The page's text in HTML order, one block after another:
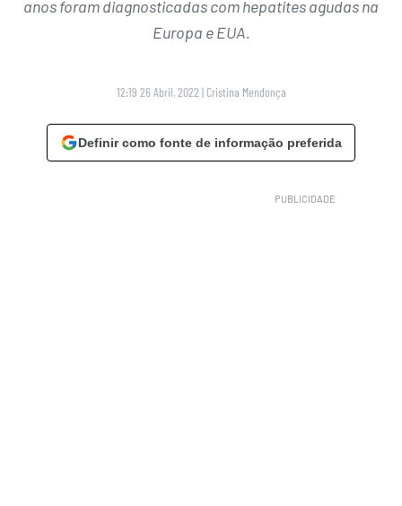
anos foram diagnosticadas com hepatites agudas na
Europa e EUA.
12:19 26 Abril, 2022 | Cristina Mendonça
Definir como fonte de informação preferida